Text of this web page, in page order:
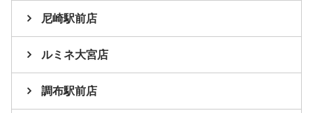
尼崎駅前店
ルミネ大宮店
調布駅前店